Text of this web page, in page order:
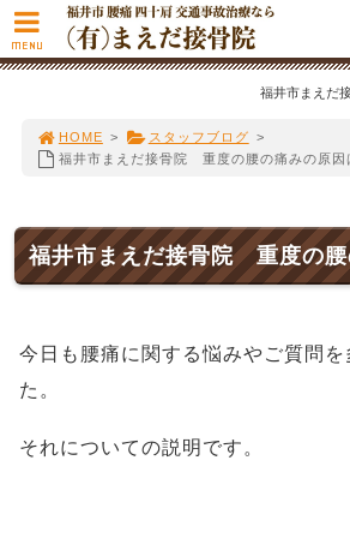
福井市まえだ
HOME > スタッフブログ >
福井市まえだ接骨院 重度の腰の痛みの原因
福井市まえだ接骨院 重度の腰
今日も腰痛に関する悩みやご質問を
た。
それについての説明です。
MENU